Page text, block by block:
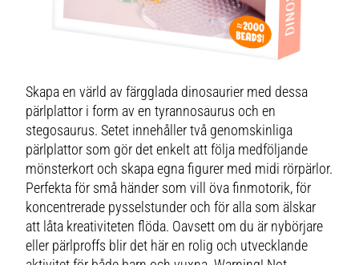
Skapa en värld av färgglada dinosaurier med dessa
pärlplattor i form av en tyrannosaurus och en
stegosaurus. Setet innehåller två genomskinliga
pärlplattor som gör det enkelt att följa medföljande
mönsterkort och skapa egna figurer med midi rörpärlor.
Perfekta för små händer som vill öva finmotorik, för
koncentrerade pysselstunder och för alla som älskar
att låta kreativiteten flöda. Oavsett om du är nybörjare
eller pärlproffs blir det här en rolig och utvecklande